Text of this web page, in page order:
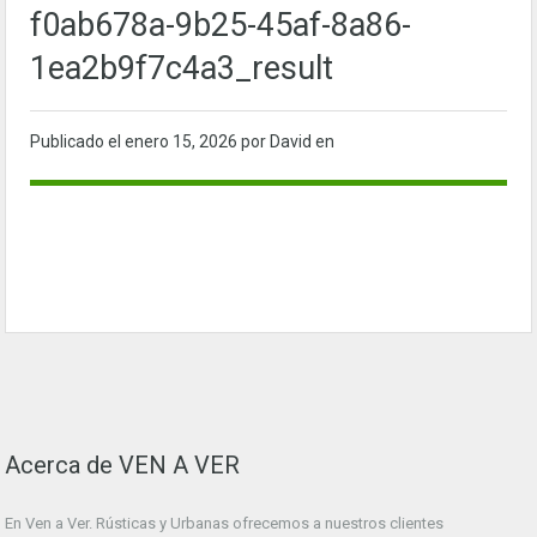
f0ab678a-9b25-45af-8a86-
1ea2b9f7c4a3_result
Publicado el enero 15, 2026 por David en
Acerca de VEN A VER
En Ven a Ver. Rústicas y Urbanas ofrecemos a nuestros clientes